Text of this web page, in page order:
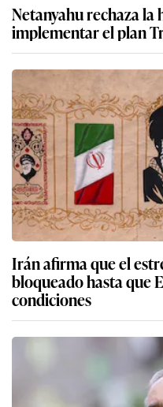
Netanyahu rechaza la
implementar el plan
Irán afirma que el
bloqueado hasta que
condiciones